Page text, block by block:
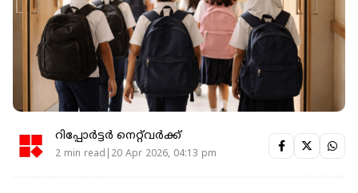
റിപ്പോർട്ടർ നെറ്റ്‌വര്‍ക്ക്‌
2 min read|20 Apr 2026, 04:13 pm